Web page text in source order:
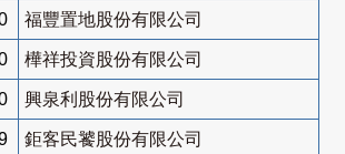
福豐置地股份有限公司
樺祥投資股份有限公司
興泉利股份有限公司
鉅客民饕股份有限公司